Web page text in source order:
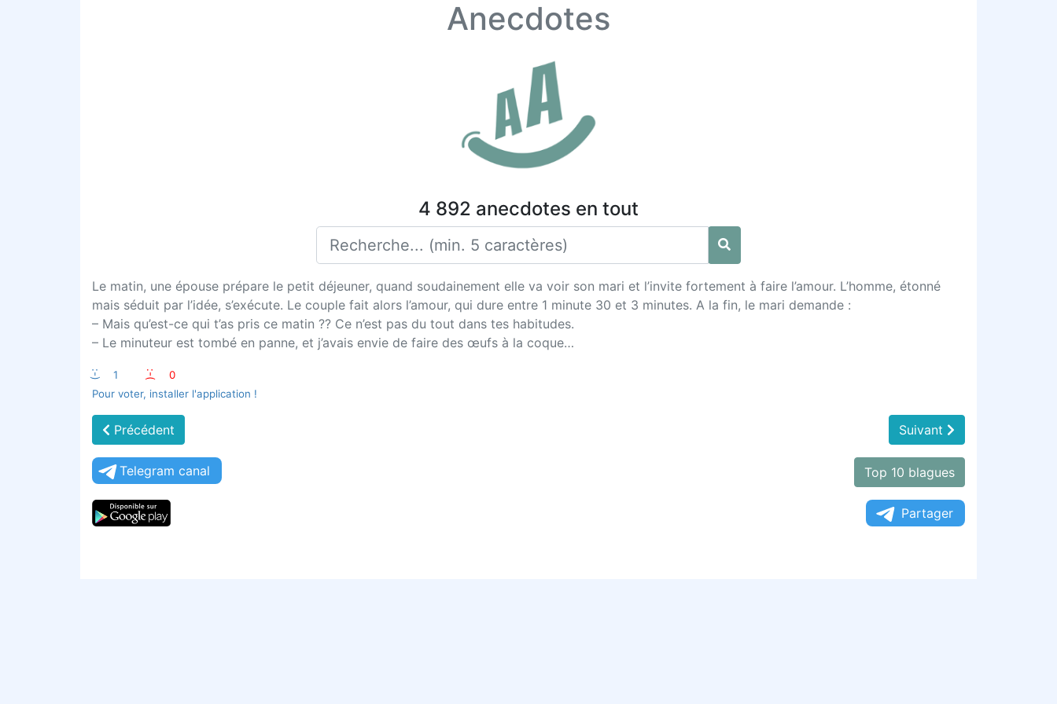
Anecdotes
4 892 anecdotes en tout
Le matin, une épouse prépare le petit déjeuner, quand soudainement elle va voir son mari et l’invite fortement à faire l’amour. L’homme, étonné
mais séduit par l’idée, s’exécute. Le couple fait alors l’amour, qui dure entre 1 minute 30 et 3 minutes. A la fin, le mari demande :
– Mais qu’est-ce qui t’as pris ce matin ?? Ce n’est pas du tout dans tes habitudes.
– Le minuteur est tombé en panne, et j’avais envie de faire des œufs à la coque…
:-) 1 :-(
0
Pour voter, installer l'application !
Précédent Suivant
Telegram canal Top 10 blagues
Partager